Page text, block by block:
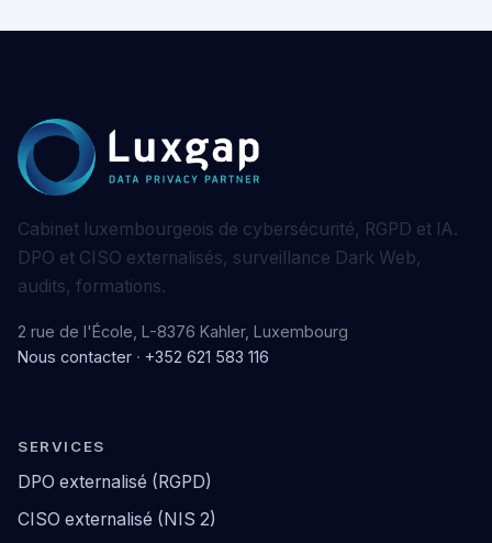
Cabinet luxembourgeois de cybersécurité, RGPD et IA.
DPO et CISO externalisés, surveillance Dark Web,
audits, formations.
2 rue de l'École, L-8376 Kahler, Luxembourg
Nous contacter · +352 621 583 116
SERVICES
DPO externalisé (RGPD)
CISO externalisé (NIS 2)